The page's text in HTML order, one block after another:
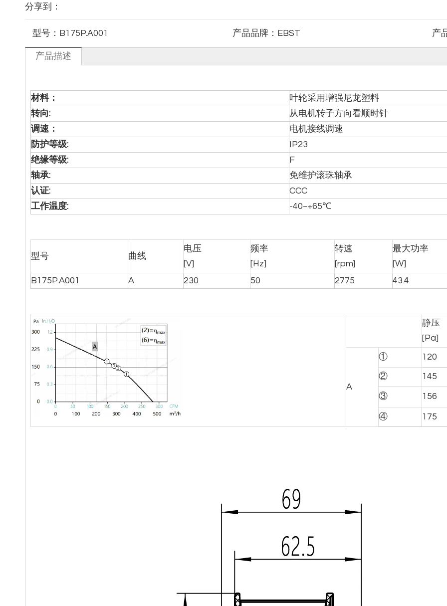
分享到：
型号： B175P.A001 产品品牌： EBST 产
产品描述
材料：
叶轮采用增强尼龙塑料
转向:
从电机转子方向看顺时针
调速：
电机接线调速
防护等级:
IP23
绝缘等级:
F
轴承:
免维护滚珠轴承
认证:
CCC
工作温度: -40~+65℃
型号 曲线
电压
[V]
频率
[Hz]
转速
[rpm]
最大功率
[W]
B175P.A001
A 230 50 2775 43.4
静压
[Pa]
A
① 120
② 145
③ 156
④ 175